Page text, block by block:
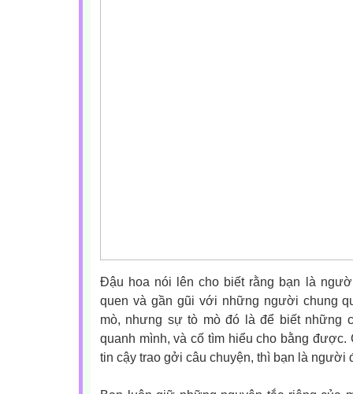
Đậu hoa nói lên cho biết rằng bạn là
quen và gần gũi với những người chung
mò, nhưng sự tò mò đó là để biết những
quanh mình, và cố tìm hiểu cho bằng
tin cậy trao gởi câu chuyện, thì bạn là người